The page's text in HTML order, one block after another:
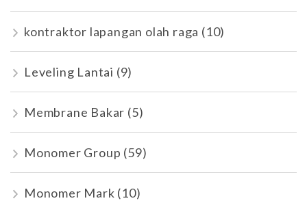
kontraktor lapangan olah raga (10)
Leveling Lantai (9)
Membrane Bakar (5)
Monomer Group (59)
Monomer Mark (10)